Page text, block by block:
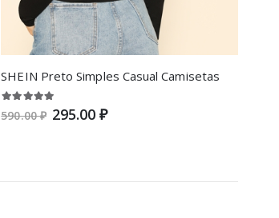
SHEIN Preto Simples Casual Camisetas
590.00 ₽ 295.00 ₽